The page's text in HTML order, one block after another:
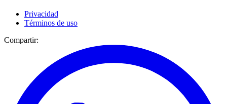
Privacidad
Términos de uso
Compartir: